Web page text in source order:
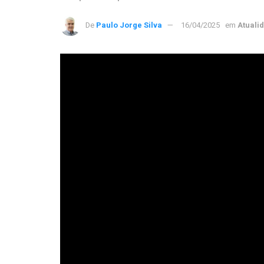
De Paulo Jorge Silva 16/04/2025 em